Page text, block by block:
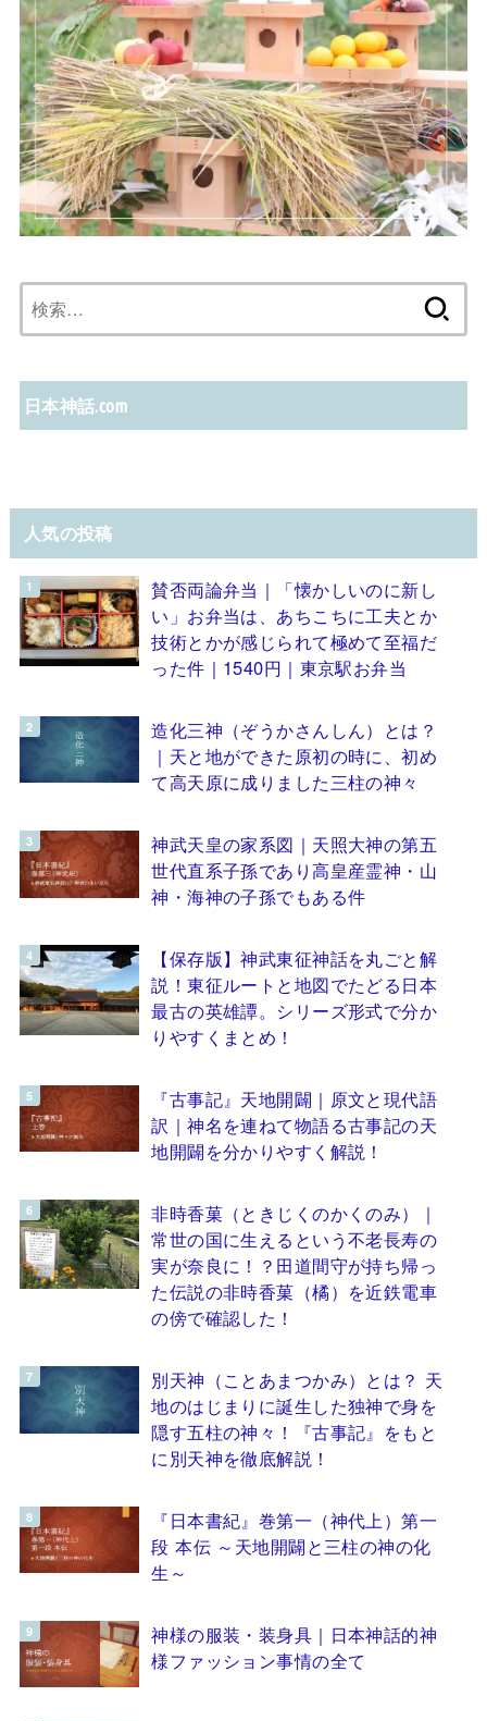
索:
日本神話.com
人気の投稿
賛否両論弁当｜「懐かしいのに新し
い」お弁当は、あちこちに工夫とか
技術とかが感じられて極めて至福だ
った件｜1540円｜東京駅お弁当
造化三神（ぞうかさんしん）とは？
｜天と地ができた原初の時に、初め
て高天原に成りました三柱の神々
神武天皇の家系図｜天照大神の第五
世代直系子孫であり高皇産霊神・山
神・海神の子孫でもある件
【保存版】神武東征神話を丸ごと解
説！東征ルートと地図でたどる日本
最古の英雄譚。シリーズ形式で分か
りやすくまとめ！
『古事記』天地開闢｜原文と現代語
訳｜神名を連ねて物語る古事記の天
地開闢を分かりやすく解説！
非時香菓（ときじくのかくのみ）｜
常世の国に生えるという不老長寿の
実が奈良に！？田道間守が持ち帰っ
た伝説の非時香菓（橘）を近鉄電車
の傍で確認した！
別天神（ことあまつかみ）とは？ 天
地のはじまりに誕生した独神で身を
隠す五柱の神々！『古事記』をもと
に別天神を徹底解説！
『日本書紀』巻第一（神代上）第一
段 本伝 ～天地開闢と三柱の神の化
生～
神様の服装・装身具｜日本神話的神
様ファッション事情の全て